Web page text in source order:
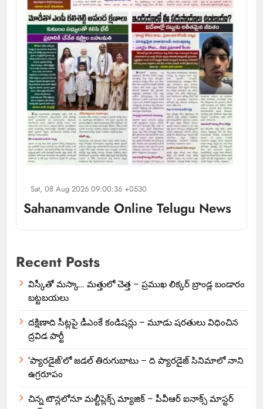
Sat, 08 Aug 2026 09:00:36 +0530
Sahanamvande Online Telugu News
Recent Posts
విస్కీతో మస్కా… మత్తులో చెత్త – ప్రముఖ లిక్కర్ బ్రాండ్ల బండారం
బట్టబయలు
దక్షిణాది సీట్లపై డీఎంకే కండిషన్లు – మూడు షరతులు విధించిన
ద్రవిడ పార్టీ
‘ప్యారడైజ్’లో జడల్ తిరుగుబాటు – ది ప్యారడైజ్ సినిమాలో నాని
ఉగ్రరూపం
చిన్న టౌన్లలోనూ మల్టీప్లెక్స్‌ మ్యాజిక్ – పీవీఆర్ ఐనాక్స్ మాస్టర్